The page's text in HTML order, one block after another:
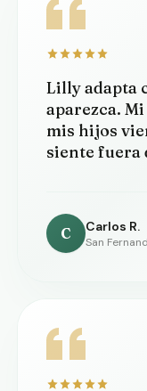
Lilly adapta
aparezca.
mis hijos
siente fuera
C Carlos R.
San